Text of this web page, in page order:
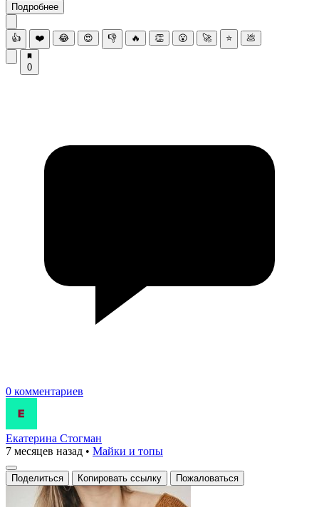
Подробнее
👍 ❤️ 😂 😍 👎 🔥 👏 😮 🚀 ⭐ 💩
0
0 комментариев
Екатерина Стогман
7 месяцев назад • Майки и топы
Поделиться Копировать ссылку Пожаловаться